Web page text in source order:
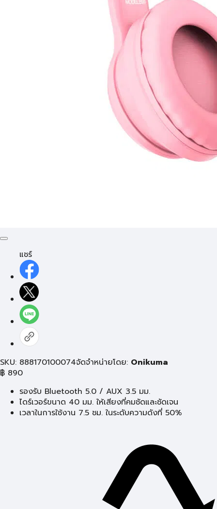
แชร์
SKU: 888170100074จัดจำหน่ายโดย: Onikuma
฿ 890
รองรับ Bluetooth 5.0 / AUX 3.5 มม.
ไดร์เวอร์ขนาด 40 มม. ให้เสียงที่คมชัดและชัดเจน
เวลาในการใช้งาน 7.5 ชม. ในระดับความดังที่ 50%